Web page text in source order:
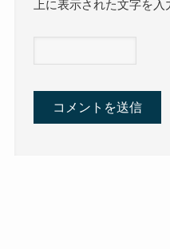
上に表示された文字を入